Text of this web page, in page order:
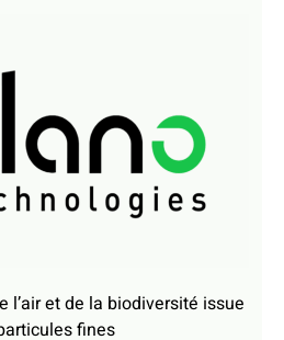
l’air et de la biodiversité issue
fines